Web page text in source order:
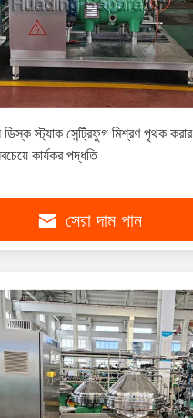
ডিস্ক স্ট্যাক সেন্ট্রিফুগ মিশ্রণ পৃথক করার
কার্যকর পদ্ধতি
সেরা দাম পান